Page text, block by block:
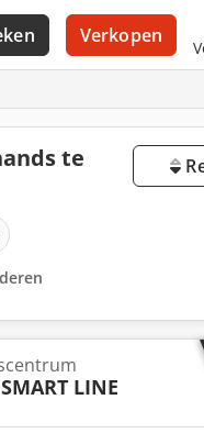
Verkopen
te
LINE